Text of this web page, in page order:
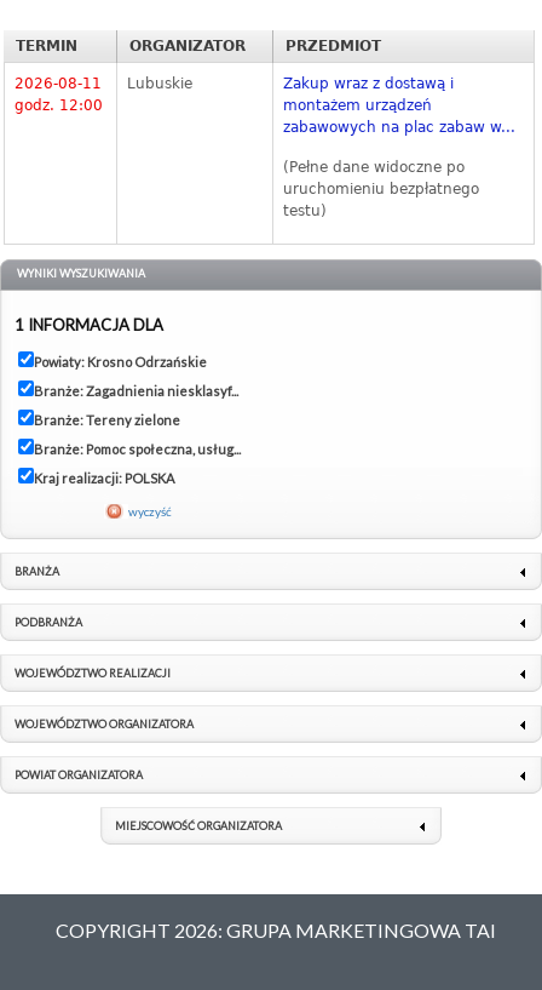
TERMIN ORGANIZATOR PRZEDMIOT
2026-08-11
godz. 12:00
Lubuskie
Zakup wraz z dostawą i
montażem urządzeń
zabawowych na plac zabaw w...
(Pełne dane widoczne po
uruchomieniu bezpłatnego
testu)
WYNIKI WYSZUKIWANIA
1 INFORMACJA DLA
Powiaty: Krosno Odrzańskie
Branże: Zagadnienia niesklasyf...
Branże: Tereny zielone
Branże: Pomoc społeczna, usług...
Kraj realizacji: POLSKA
wyczyść
BRANŻA
PODBRANŻA
WOJEWÓDZTWO REALIZACJI
WOJEWÓDZTWO ORGANIZATORA
POWIAT ORGANIZATORA
MIEJSCOWOŚĆ ORGANIZATORA
COPYRIGHT 2026: GRUPA MARKETINGOWA TAI